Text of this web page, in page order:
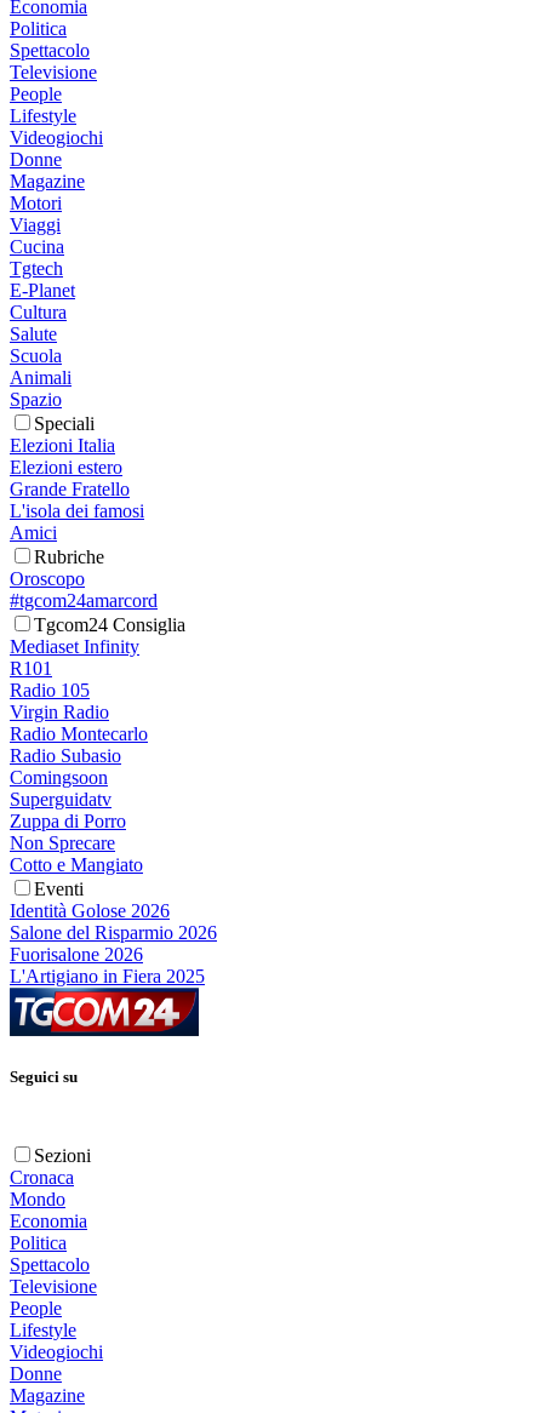
Economia
Politica
Spettacolo
Televisione
People
Lifestyle
Videogiochi
Donne
Magazine
Motori
Viaggi
Cucina
Tgtech
E-Planet
Cultura
Salute
Scuola
Animali
Spazio
Speciali
Elezioni Italia
Elezioni estero
Grande Fratello
L'isola dei famosi
Amici
Rubriche
Oroscopo
#tgcom24amarcord
Tgcom24 Consiglia
Mediaset Infinity
R101
Radio 105
Virgin Radio
Radio Montecarlo
Radio Subasio
Comingsoon
Superguidatv
Zuppa di Porro
Non Sprecare
Cotto e Mangiato
Eventi
Identità Golose 2026
Salone del Risparmio 2026
Fuorisalone 2026
L'Artigiano in Fiera 2025
Seguici su
Sezioni
Cronaca
Mondo
Economia
Politica
Spettacolo
Televisione
People
Lifestyle
Videogiochi
Donne
Magazine